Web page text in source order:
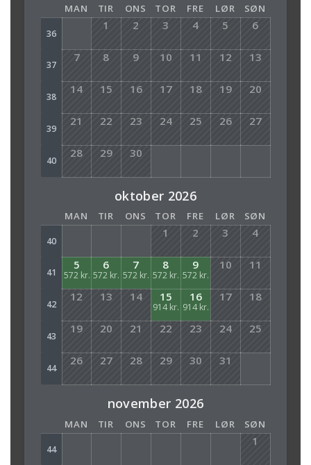
MAN TIR ONS TOR FRE LØR SØN
36
1 2 3 4 5 6
37
7 8 9 10 11 12 13
38
14 15 16 17 18 19 20
39
21 22 23 24 25 26 27
40
28 29 30
oktober 2026
MAN TIR ONS TOR FRE LØR SØN
40
1 2 3 4
41
5
572 kr.
6
572 kr.
7
572 kr.
8
572 kr.
9
572 kr.
10 11
42
12 13 14 15
914 kr.
16
914 kr.
17 18
43
19 20 21 22 23 24 25
44
26 27 28 29 30 31
november 2026
MAN TIR ONS TOR FRE LØR SØN
44
1